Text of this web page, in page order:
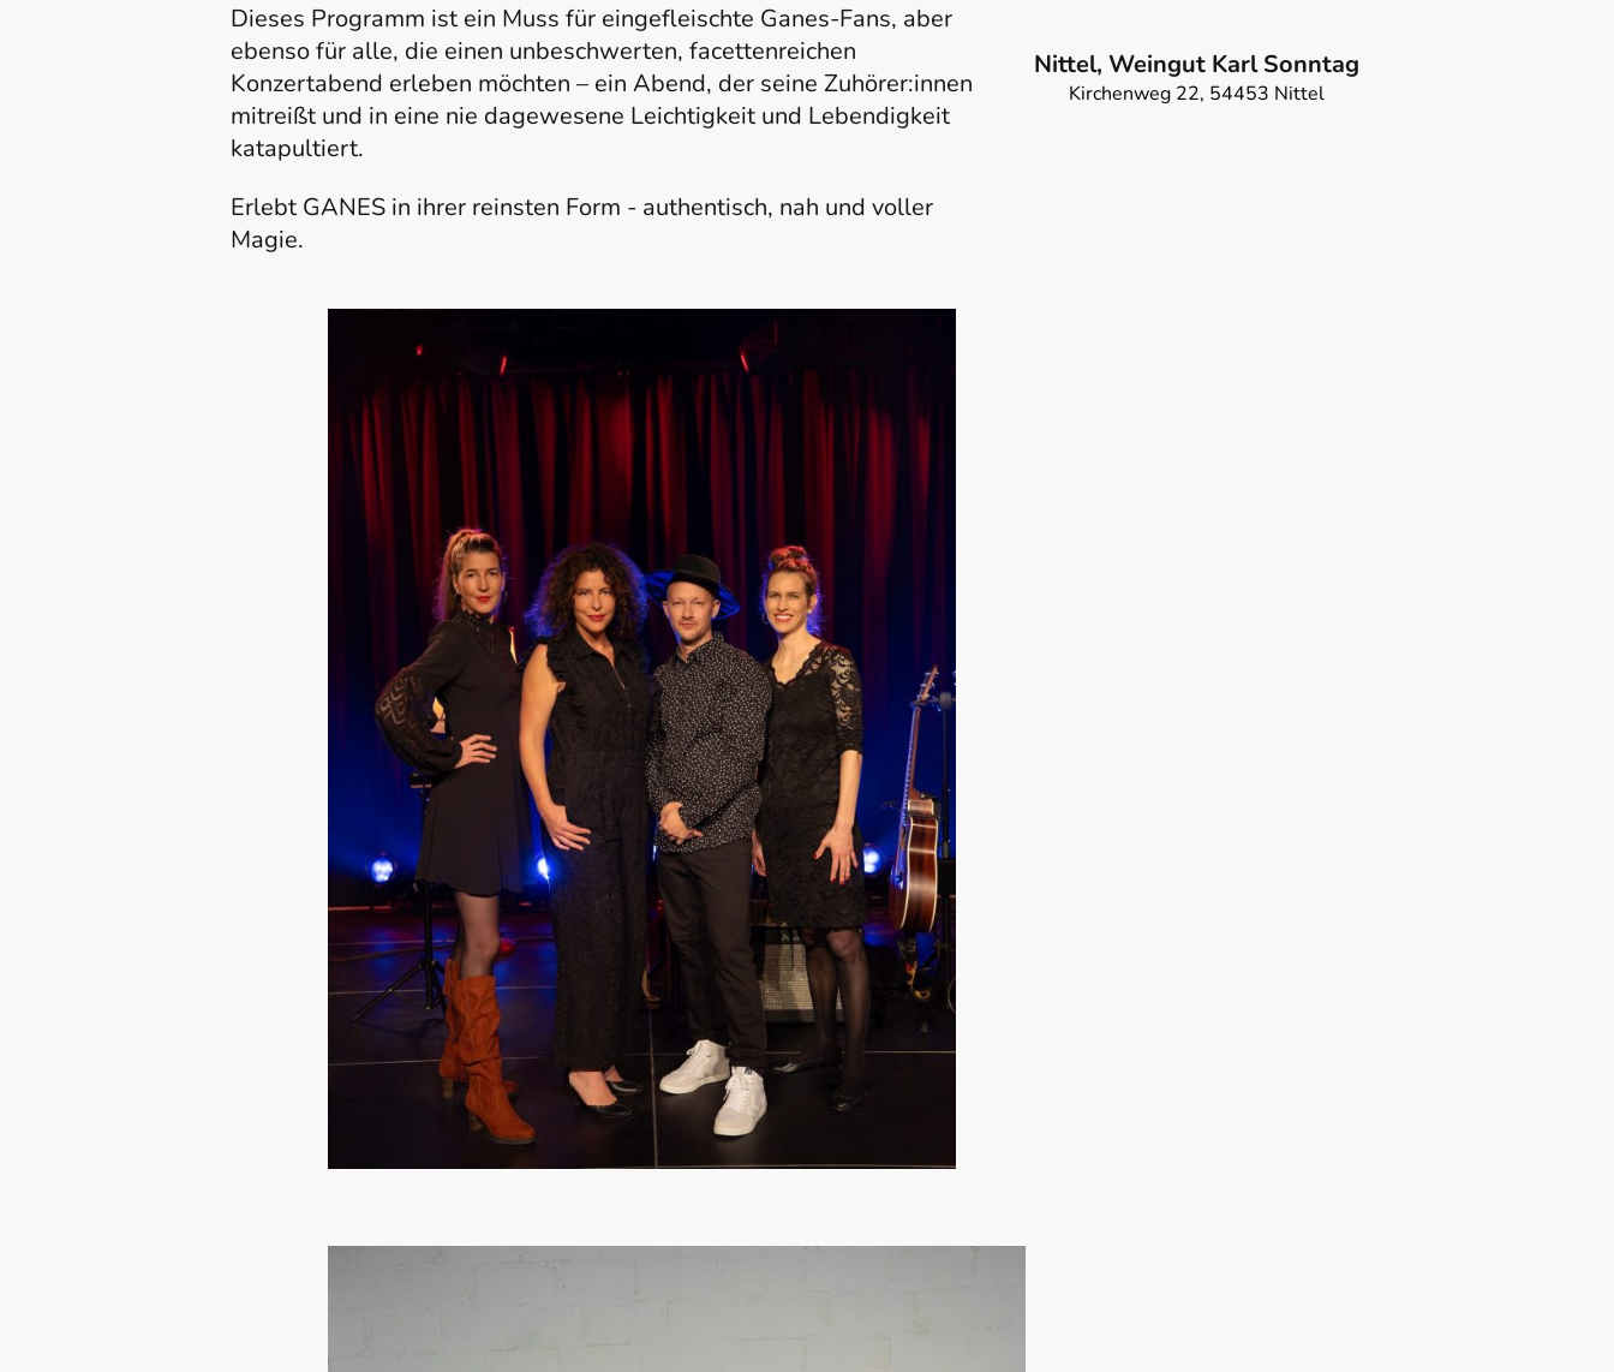
Dieses Programm ist ein Muss für eingefleischte Ganes-Fans, aber
ebenso für alle, die einen unbeschwerten, facettenreichen
Konzertabend erleben möchten – ein Abend, der seine Zuhörer:innen
mitreißt und in eine nie dagewesene Leichtigkeit und Lebendigkeit
katapultiert.
Erlebt GANES in ihrer reinsten Form - authentisch, nah und voller
Magie.
Nittel, Weingut Karl Sonntag
Kirchenweg 22, 54453 Nittel